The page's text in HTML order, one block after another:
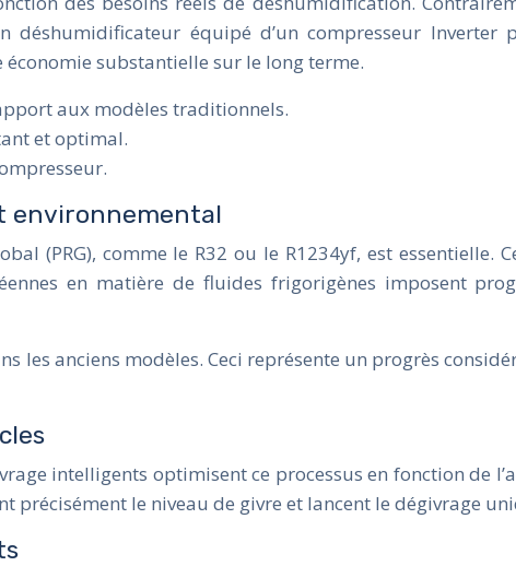
équipé d’un compresseur Inverter
économie substantielle sur le long terme.
aux modèles traditionnels.
et optimal.
environnemental
(PRG), comme le R32 ou le R1234yf, est essentielle.
en matière de fluides frigorigènes imposent
les anciens modèles. Ceci représente un progrès
intelligents optimisent ce processus en fonction de
précisément le niveau de givre et lancent le dégivrage